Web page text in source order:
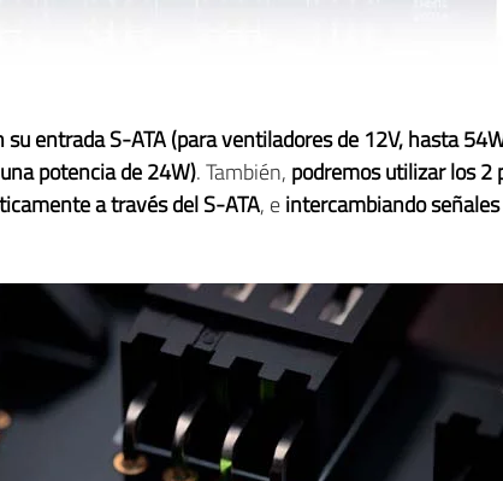
entrada S-ATA (para ventiladores de 12V, hasta
potencia de 24W). También, podremos utilizar los
a través del S-ATA, eintercambiando